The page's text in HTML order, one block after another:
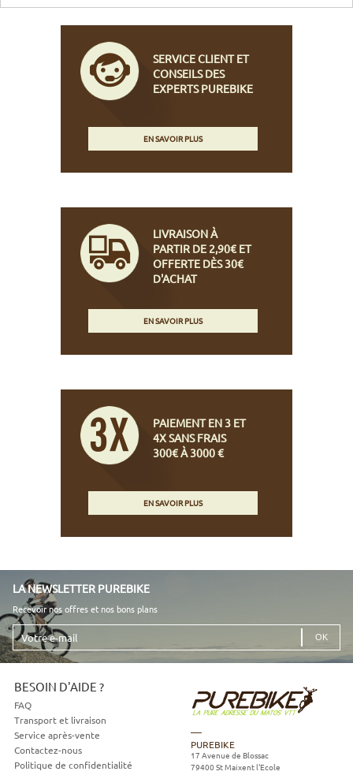
SERVICE CLIENT ET
CONSEILS DES
EXPERTS PUREBIKE
EN SAVOIR PLUS
LIVRAISON À
PARTIR DE 2,90€ ET
OFFERTE DÈS 30€
D'ACHAT
EN SAVOIR PLUS
PAIEMENT EN 3 ET
4X SANS FRAIS
300€ À 3000 €
EN SAVOIR PLUS
LA NEWSLETTER PUREBIKE
Recevoir nos offres et nos bons plans
Votre
e-
mail
BESOIN D'AIDE ?
FAQ
Transport et livraison
Service après-vente
Contactez-nous
Politique de confidentialité
PUREBIKE
17 Avenue de Blossac
79400 St Maixent l'Ecole